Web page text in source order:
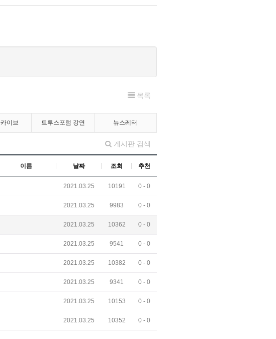
목록
이브 트루스포럼 강연 뉴스레터
게시판 검색
이름 날짜 조회 추천
2021.03.25 10191 0 - 0
2021.03.25 9983 0 - 0
2021.03.25 10362 0 - 0
2021.03.25 9541 0 - 0
2021.03.25 10382 0 - 0
2021.03.25 9341 0 - 0
2021.03.25 10153 0 - 0
2021.03.25 10352 0 - 0